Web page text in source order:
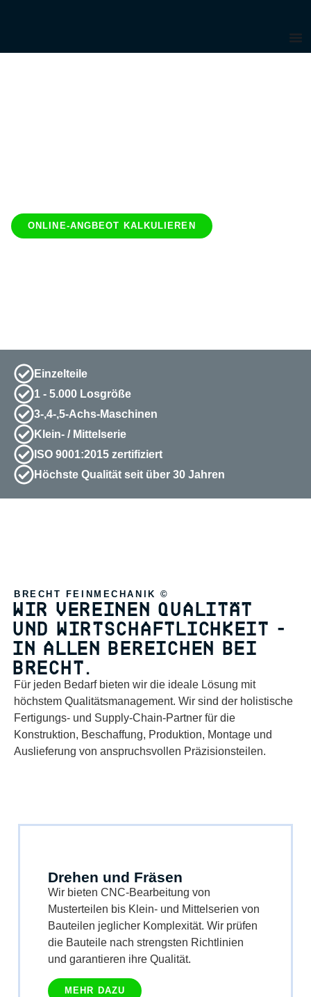
ONLINE-ANGBEOT KALKULIEREN
Einzelteile
1 - 5.000 Losgröße
3-,4-,5-Achs-Maschinen
Klein- / Mittelserie
ISO 9001:2015 zertifiziert
Höchste Qualität seit über 30 Jahren
BRECHT FEINMECHANIK ©
WIR VEREINEN QUALITÄT
UND WIRTSCHAFTLICHKEIT -
IN ALLEN BEREICHEN BEI
BRECHT.
Für jeden Bedarf bieten wir die ideale Lösung mit
höchstem Qualitätsmanagement. Wir sind der holistische
Fertigungs- und Supply-Chain-Partner für die
Konstruktion, Beschaffung, Produktion, Montage und
Auslieferung von anspruchsvollen Präzisionsteilen.
Drehen und Fräsen
Wir bieten CNC-Bearbeitung von
Musterteilen bis Klein- und Mittelserien von
Bauteilen jeglicher Komplexität. Wir prüfen
die Bauteile nach strengsten Richtlinien
und garantieren ihre Qualität.
MEHR DAZU